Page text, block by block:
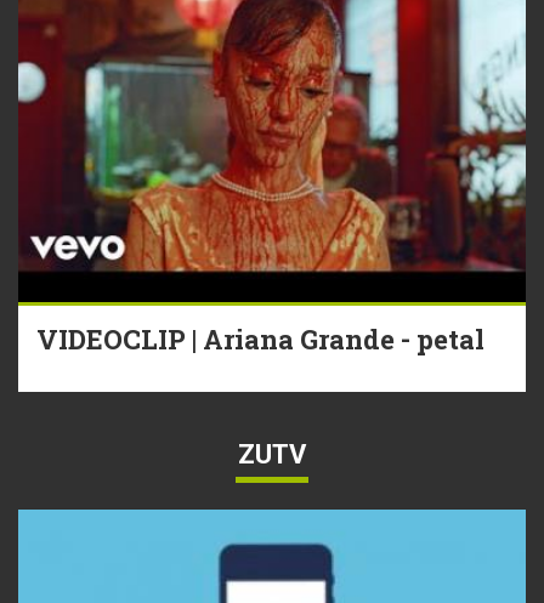
VIDEOCLIP | Ariana Grande - petal
ZUTV